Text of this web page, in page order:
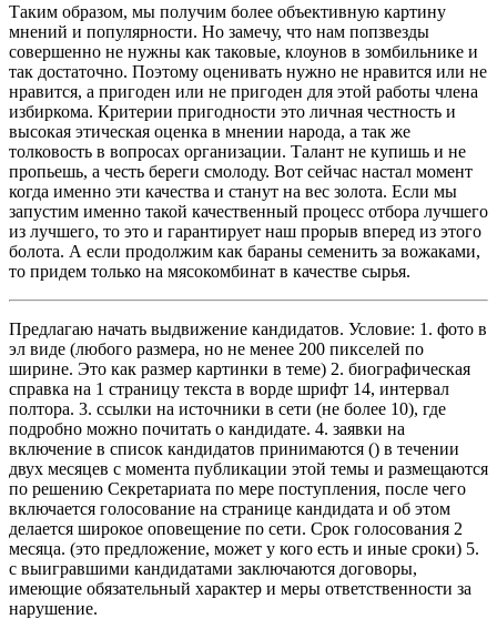
Таким образом, мы получим более объективную картину
мнений и популярности. Но замечу, что нам попзвезды
совершенно не нужны как таковые, клоунов в зомбильнике и
так достаточно. Поэтому оценивать нужно не нравится или не
нравится, а пригоден или не пригоден для этой работы члена
избиркома. Критерии пригодности это личная честность и
высокая этическая оценка в мнении народа, а так же
толковость в вопросах организации. Талант не купишь и не
пропьешь, а честь береги смолоду. Вот сейчас настал момент
когда именно эти качества и станут на вес золота. Если мы
запустим именно такой качественный процесс отбора лучшего
из лучшего, то это и гарантирует наш прорыв вперед из этого
болота. А если продолжим как бараны семенить за вожаками,
то придем только на мясокомбинат в качестве сырья.
Предлагаю начать выдвижение кандидатов. Условие: 1. фото в
эл виде (любого размера, но не менее 200 пикселей по
ширине. Это как размер картинки в теме) 2. биографическая
справка на 1 страницу текста в ворде шрифт 14, интервал
полтора. 3. ссылки на источники в сети (не более 10), где
подробно можно почитать о кандидате. 4. заявки на
включение в список кандидатов принимаются () в течении
двух месяцев с момента публикации этой темы и размещаются
по решению Секретариата по мере поступления, после чего
включается голосование на странице кандидата и об этом
делается широкое оповещение по сети. Срок голосования 2
месяца. (это предложение, может у кого есть и иные сроки) 5.
с выигравшими кандидатами заключаются договоры,
имеющие обязательный характер и меры ответственности за
нарушение.